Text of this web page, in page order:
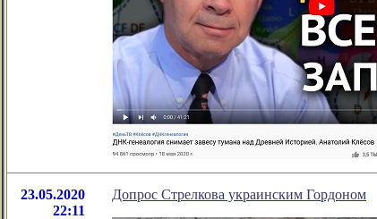
23.05.2020
22:11
Допрос Стрелкова украинским Гордоном